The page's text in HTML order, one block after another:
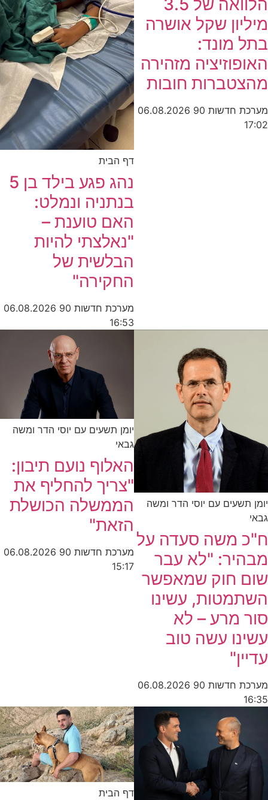
הלוואה של 3.5
מיליון שקל אושרה
בתל מונד:
האופוזיציה מזהירה
מהצטברות חובות
מערכת חדשות 90
06.08.2026
17:02
דף הבית
נהג פגע בילד בן 5
בנתניה ונמלט:
האם טוענת –
"נאלצתי להיות
הבלשית של
החקירה"
מערכת חדשות 90
06.08.2026
16:53
יומן תשעים עם יוסי הדר ומשה
גבאי
ח"כ משה סעדה על
מבהיר: "לא עבר
שום חוק שמאפשר
השתמטות, עשינו
סור מרע – לא
עשינו עשה טוב
עדיין"
מערכת חדשות 90
06.08.2026
16:35
יומן תשעים עם יוסי הדר ומשה
גבאי
האלוף נועם תיבון:
"צריך להחליף את
הממשלה הכושלת
הזאת"
מערכת חדשות 90
06.08.2026
15:17
דף הבית